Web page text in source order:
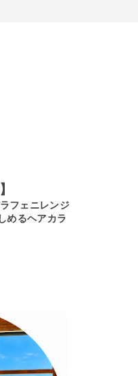
フェニレンジ
めるヘアカラ